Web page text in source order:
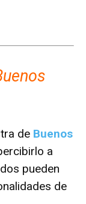
de Buenos
a
pueden
de